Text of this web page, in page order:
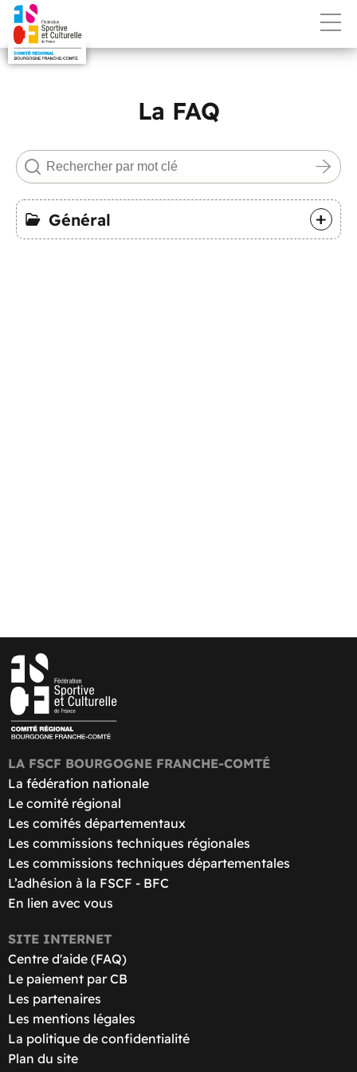
La FAQ
Général +
LA FSCF BOURGOGNE FRANCHE-COMTÉ
La fédération nationale
Le comité régional
Les comités départementaux
Les commissions techniques régionales
Les commissions techniques départementales
L’adhésion à la FSCF - BFC
En lien avec vous
SITE INTERNET
Centre d'aide (FAQ)
Le paiement par CB
Les partenaires
Les mentions légales
La politique de confidentialité
Plan du site